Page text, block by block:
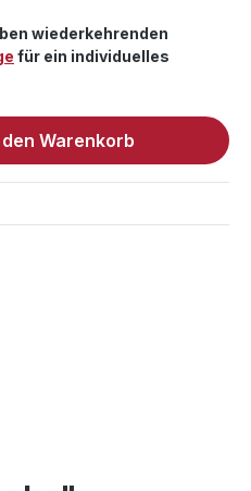
wiederkehrenden
für ein individuelles
Wert
den Warenkorb